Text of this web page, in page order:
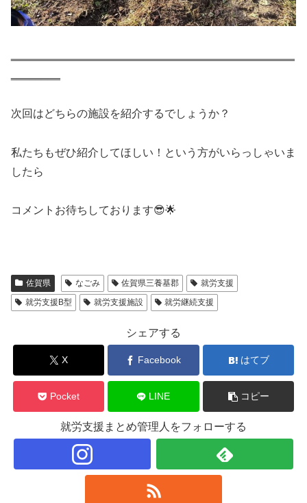
次回はどちらの施設を紹介するでしょうか？
私たちもぜひ紹介してほしい！という方がいらっしゃいま
したら
コメントお待ちしております😎🌟
佐賀県 なごみ 佐賀県三養基郡
就労支援
就労支援B型
就労支援施設 就労継続支援
シェアする
X Facebook はてブ
Pocket LINE コピー
就労支援まとめ管理人をフォローする